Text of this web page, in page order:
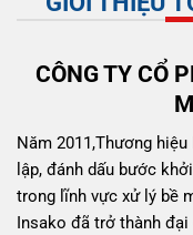
CÔNG TY CỔ
Năm 2011,Thương
lập, đánh dấu bước
trong lĩnh vực xử lý bề
Insako đã trở thành